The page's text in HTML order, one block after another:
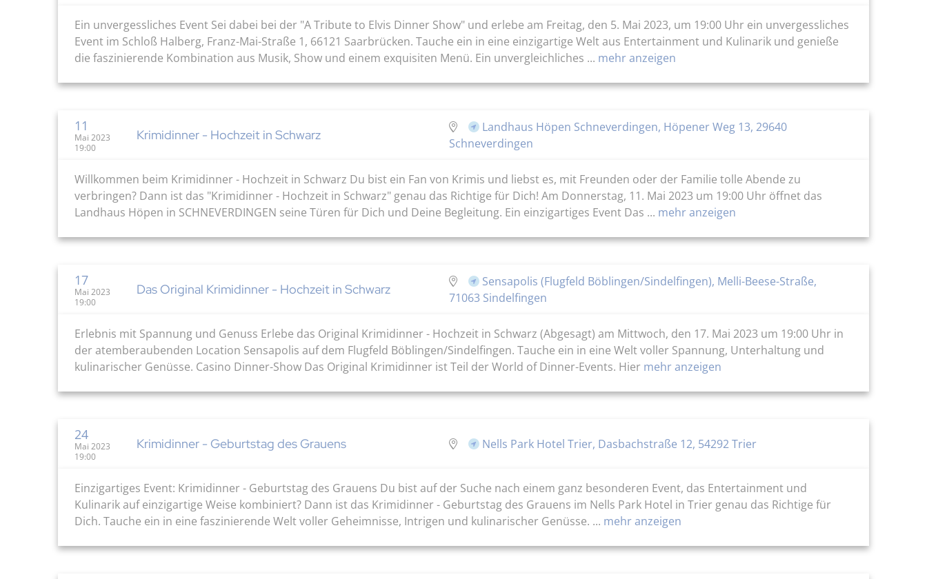
Ein unvergessliches Event Sei dabei bei der "A Tribute to Elvis Dinner Show" und erlebe am Freitag, den 5. Mai 2023, um 19:00 Uhr ein unvergessliches
Event im Schloß Halberg, Franz-Mai-Straße 1, 66121 Saarbrücken. Tauche ein in eine einzigartige Welt aus Entertainment und Kulinarik und genieße
die faszinierende Kombination aus Musik, Show und einem exquisiten Menü. Ein unvergleichliches ... mehr anzeigen
11
Mai 2023
19:00
Krimidinner - Hochzeit in Schwarz
Landhaus Höpen Schneverdingen, Höpener Weg 13, 29640
Schneverdingen
Willkommen beim Krimidinner - Hochzeit in Schwarz Du bist ein Fan von Krimis und liebst es, mit Freunden oder der Familie tolle Abende zu
verbringen? Dann ist das "Krimidinner - Hochzeit in Schwarz" genau das Richtige für Dich! Am Donnerstag, 11. Mai 2023 um 19:00 Uhr öffnet das
Landhaus Höpen in SCHNEVERDINGEN seine Türen für Dich und Deine Begleitung. Ein einzigartiges Event Das ... mehr anzeigen
17
Mai 2023
19:00
Das Original Krimidinner - Hochzeit in Schwarz
Sensapolis (Flugfeld Böblingen/Sindelfingen), Melli-Beese-Straße,
71063 Sindelfingen
Erlebnis mit Spannung und Genuss Erlebe das Original Krimidinner - Hochzeit in Schwarz (Abgesagt) am Mittwoch, den 17. Mai 2023 um 19:00 Uhr in
der atemberaubenden Location Sensapolis auf dem Flugfeld Böblingen/Sindelfingen. Tauche ein in eine Welt voller Spannung, Unterhaltung und
kulinarischer Genüsse. Casino Dinner-Show Das Original Krimidinner ist Teil der World of Dinner-Events. Hier mehr anzeigen
24
Mai 2023
19:00
Krimidinner - Geburtstag des Grauens Nells Park Hotel Trier, Dasbachstraße 12, 54292 Trier
Einzigartiges Event: Krimidinner - Geburtstag des Grauens Du bist auf der Suche nach einem ganz besonderen Event, das Entertainment und
Kulinarik auf einzigartige Weise kombiniert? Dann ist das Krimidinner - Geburtstag des Grauens im Nells Park Hotel in Trier genau das Richtige für
Dich. Tauche ein in eine faszinierende Welt voller Geheimnisse, Intrigen und kulinarischer Genüsse. ... mehr anzeigen